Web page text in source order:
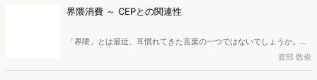
ます。この危機に対し、急がれる対策とは何か。広告・マーケティン
グ業界に40年近く従事し、現在は株式会社創造開発研究所所長、一般
部数俊氏が解説します。
界隈消費 ～ CEPとの関連性
「界隈」とは最近、耳慣れてきた言葉の一つではないでしょうか。そ
の「界隈」と「消費」が組み合わさった「界隈消費」。この消費行動
では、利便性や機能性といった従来の動機ではなく、「コミュニティ
渡部 数俊